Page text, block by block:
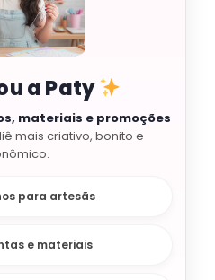
a Paty
materiais e promoções
mais criativo, bonito e
para artesãs
e materiais